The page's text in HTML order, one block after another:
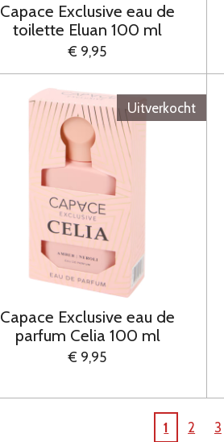
Capace Exclusive eau de
toilette Eluan 100 ml
€ 9,95
Uitverkocht
Capace Exclusive eau de
parfum Celia 100 ml
€ 9,95
1 2 3